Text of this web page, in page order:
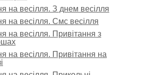
на весілля. З днем весілля
на весілля. Смс весілля
на весілля. Привітання з
на весілля. Привітання на